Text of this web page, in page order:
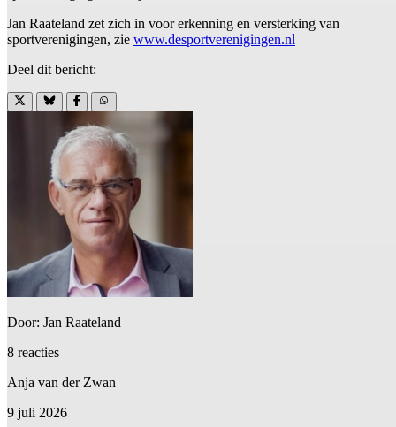
Jan Raateland zet zich in voor erkenning en versterking van
sportverenigingen, zie www.desportverenigingen.nl
Deel dit bericht:
Door: Jan Raateland
8 reacties
Anja van der Zwan
9 juli 2026